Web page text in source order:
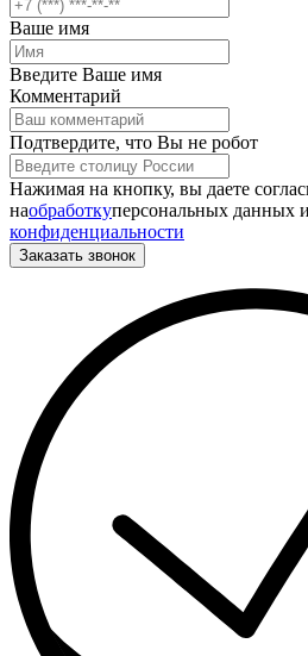
Ваше имя
Введите Ваше имя
Комментарий
Подтвердите, что Вы не робот
Нажимая на кнопку, вы даете
наобработкуперсональных данных
конфиденциальности
Заказать звонок